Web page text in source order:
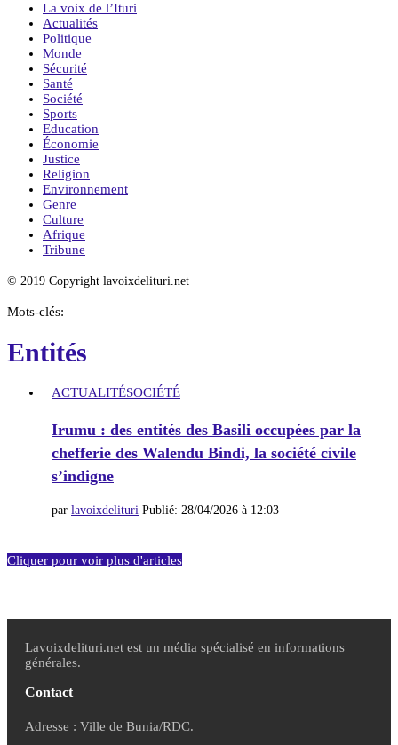
La voix de l’Ituri
Actualités
Politique
Monde
Sécurité
Santé
Société
Sports
Education
Économie
Justice
Religion
Environnement
Genre
Culture
Afrique
Tribune
© 2019 Copyright lavoixdelituri.net
Mots-clés:
Entités
ACTUALITÉSOCIÉTÉ
Irumu : des entités des Basili occupées par la
chefferie des Walendu Bindi, la société civile
s’indigne
par lavoixdelituri Publié: 28/04/2026 à 12:03
Cliquer pour voir plus d'articles
Lavoixdelituri.net est un média spécialisé en informations
générales.
Contact
Adresse : Ville de Bunia/RDC.